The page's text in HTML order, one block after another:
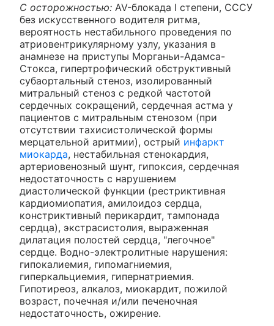
С осторожностью: AV-блокада I степени, СССУ
без искусственного водителя ритма,
вероятность нестабильного проведения по
атриовентрикулярному узлу, указания в
анамнезе на приступы Морганьи-Адамса-
Стокса, гипертрофический обструктивный
субаортальный стеноз, изолированный
митральный стеноз с редкой частотой
сердечных сокращений, сердечная астма у
пациентов с митральным стенозом (при
отсутствии тахисистолической формы
мерцательной аритмии), острый инфаркт
миокарда, нестабильная стенокардия,
артериовенозный шунт, гипоксия, сердечная
недостаточность с нарушением
диастолической функции (рестриктивная
кардиомиопатия, амилоидоз сердца,
констриктивный перикардит, тампонада
сердца), экстрасистолия, выраженная
дилатация полостей сердца, "легочное"
сердце. Водно-электролитные нарушения:
гипокалиемия, гипомагниемия,
гиперкальциемия, гипернатриемия.
Гипотиреоз, алкалоз, миокардит, пожилой
возраст, почечная и/или печеночная
недостаточность, ожирение.